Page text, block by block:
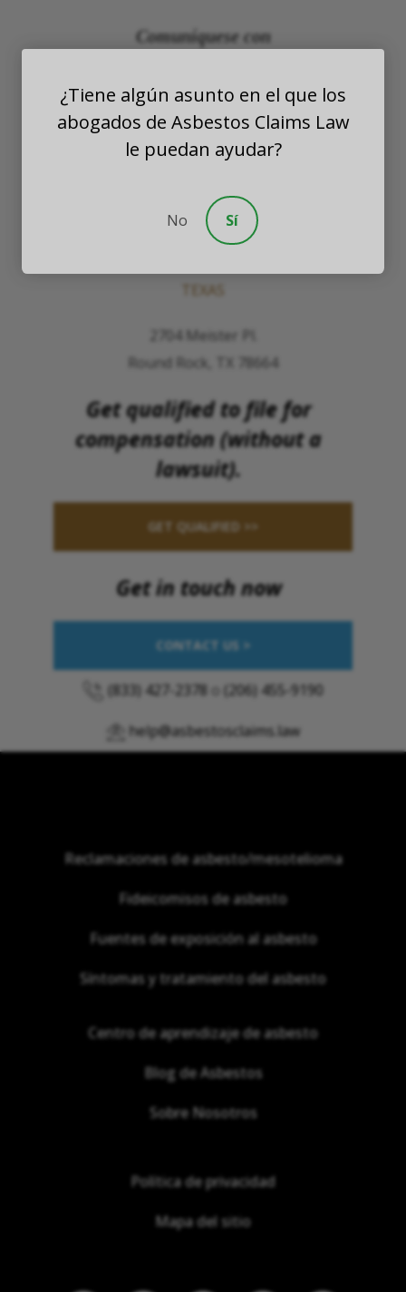
Comuníquese con
PLLC
WASHINGTON
Suite 200
Redmond, Washington 98052
TEXAS
2704 Meister Pl.
Round Rock, TX 78664
Get qualified to file for
compensation (without a
lawsuit).
GET QUALIFIED >>
Get in touch now
CONTACT US >
(833) 427-2378 (206) 455-9190
help@asbestosclaims.law
Reclamaciones de asbesto/mesotelioma
Fideicomisos de asbesto
Fuentes de exposición al asbesto
Síntomas y tratamiento del asbesto
Centro de aprendizaje de asbesto
Blog de Asbestos
Sobre Nosotros
Política de privacidad
Mapa del sitio
¿Tiene algún asunto en el que los
abogados de Asbestos Claims Law
le puedan ayudar?
No Sí